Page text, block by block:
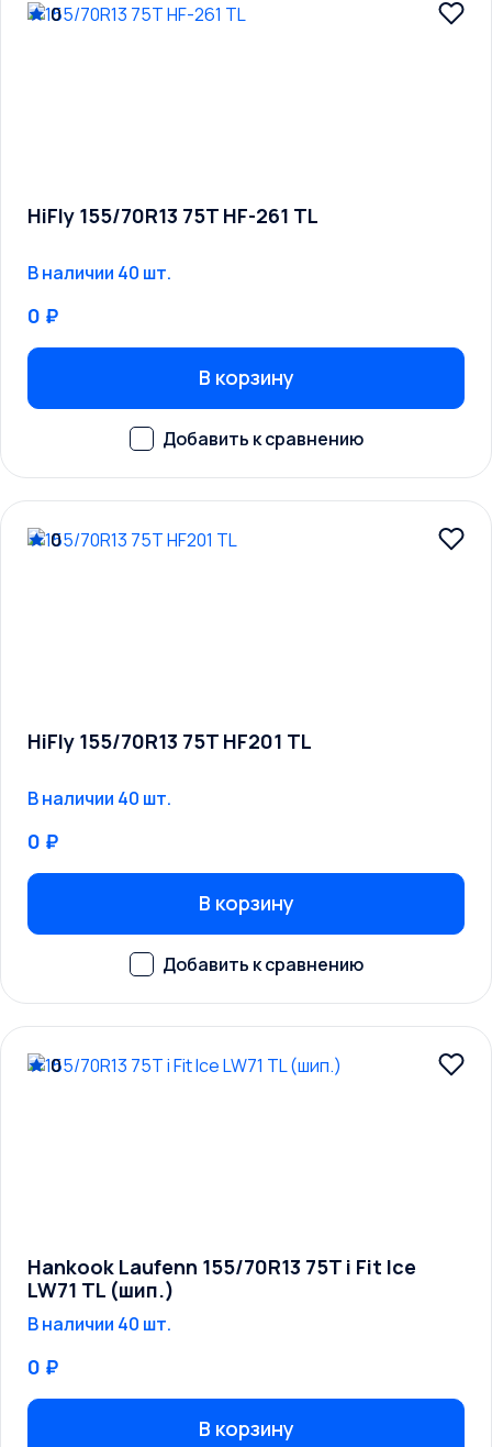
0
HiFly 155/70R13 75T HF-261 TL
В наличии 40 шт.
0 ₽
В корзину
0
HiFly 155/70R13 75T HF201 TL
В наличии 40 шт.
0 ₽
В корзину
0
Hankook Laufenn 155/70R13 75T i Fit Ice
LW71 TL (шип.)
В наличии 40 шт.
0 ₽
В корзину